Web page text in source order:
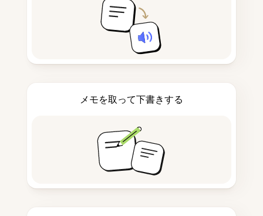
メモを取って下書きする